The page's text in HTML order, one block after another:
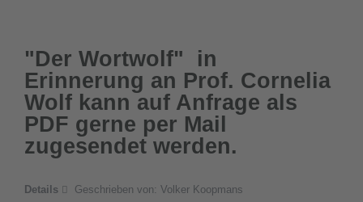
"Der Wortwolf" in
Erinnerung an Prof. Cornelia
Wolf kann auf Anfrage als
PDF gerne per Mail
zugesendet werden.
Details Geschrieben von: Volker Koopmans